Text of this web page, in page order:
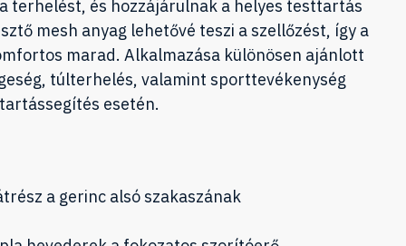
terhelést, és hozzájárulnak a helyes testtartás
mesh anyag lehetővé teszi a szellőzést, így a
marad. Alkalmazása különösen ajánlott
túlterhelés, valamint sporttevékenység
esetén.
a gerinc alsó szakaszának